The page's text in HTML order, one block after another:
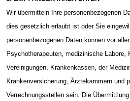
Wir übermitteln Ihre personenbezogenen
dies gesetzlich erlaubt ist oder Sie
personenbezogenen Daten können vor
Psychotherapeuten, medizinische Labore,
Vereinigungen, Krankenkassen, der
Krankenversicherung, Ärztekammern und
Verrechnungsstellen sein. Die